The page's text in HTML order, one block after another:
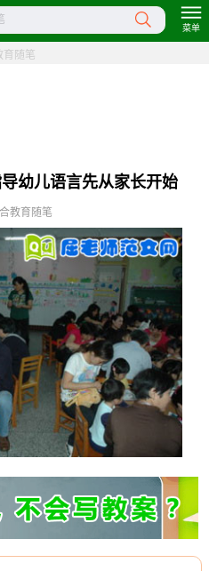
菜单
育随笔
幼儿语言先从家长开始
教育随笔